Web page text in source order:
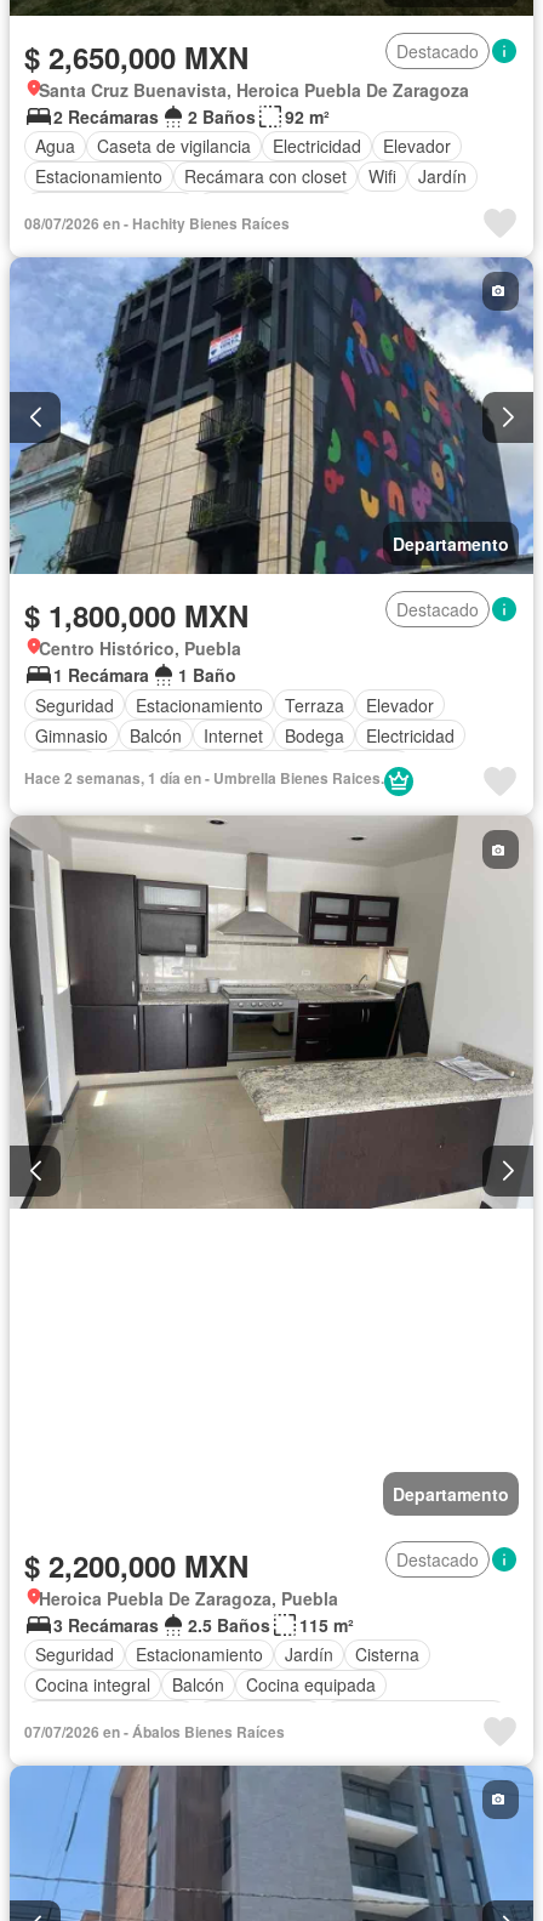
$ 2,650,000 MXN
Destacado
Santa Cruz Buenavista, Heroica Puebla De Zaragoza
2 Recámaras
2 Baños
92 m²
Agua
Caseta de vigilancia Electricidad
Elevador
Estacionamiento
Recámara con closet Wifi
Jardín
08/07/2026 en - Hachity Bienes Raíces
Departamento
$ 1,800,000 MXN
Destacado
Centro Histórico, Puebla
1 Recámara
1 Baño
Seguridad
Estacionamiento Terraza
Elevador
Gimnasio
Balcón Internet Bodega
Electricidad
Asador
Completamente amueblado
Hace 2 semanas, 1 día en - Umbrella Bienes Raices.
Departamento
$ 2,200,000 MXN
Destacado
Heroica Puebla De Zaragoza, Puebla
3 Recámaras
2.5 Baños
115 m²
Seguridad
Estacionamiento Jardín
Cisterna
Cocina integral
Balcón
Cocina equipada
Recámara con closet
Caseta de vigilancia
Permite mascotas
Sin amueblar
07/07/2026 en - Ábalos Bienes Raíces